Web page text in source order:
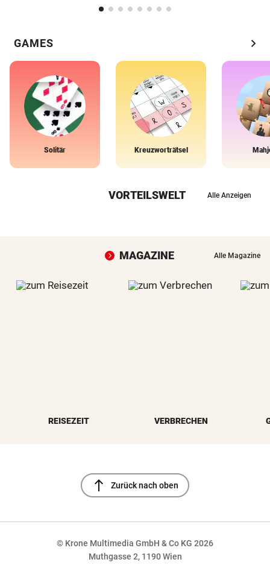
GAMES chevron_right
Solitär Kreuzworträtsel
VORTEILSWELT Alle Anzeigen
MAGAZINE Alle Magazine
REISEZEIT VERBRECHEN
north Zurück nach oben
© Krone Multimedia GmbH & Co KG 2026
Muthgasse 2, 1190 Wien